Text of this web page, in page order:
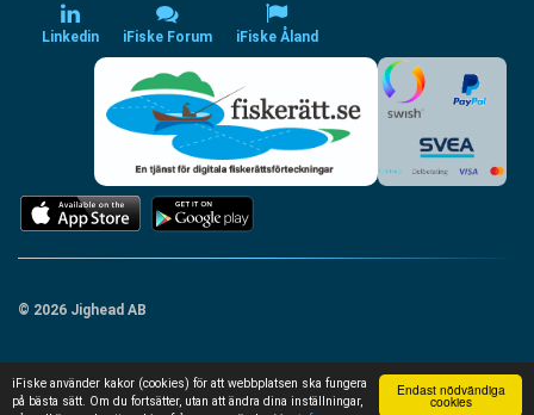
Endast nödvändiga
cookies
iFiske använder kakor (cookies) för att webbplatsen ska fungera
på bästa sätt. Om du fortsätter, utan att ändra dina inställningar,
Linkedin iFiske Forum iFiske Åland
© 2026 Jighead AB